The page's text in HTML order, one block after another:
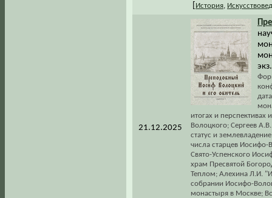
История
21.12.2025
экз.
итогах и
Волоцкого; Сергеев
статус и
числа старцев
Свято-Успенского
храм Пресвятой
Теплом; Алехина Л.И.
собрании Иосифо-
монастыря в Москве;